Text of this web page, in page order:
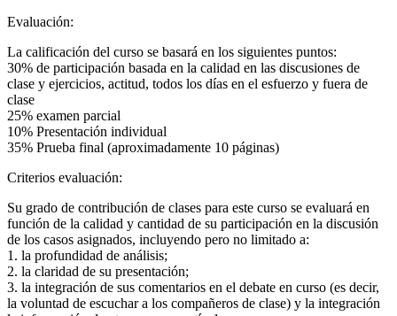
Evaluación:
La calificación del curso se basará en los siguientes puntos:
30% de participación basada en la calidad en las discusiones de
clase y ejercicios, actitud, todos los días en el esfuerzo y fuera de
clase
25% examen parcial
10% Presentación individual
35% Prueba final (aproximadamente 10 páginas)
Criterios evaluación:
Su grado de contribución de clases para este curso se evaluará en
función de la calidad y cantidad de su participación en la discusión
de los casos asignados, incluyendo pero no limitado a:
1. la profundidad de análisis;
2. la claridad de su presentación;
3. la integración de sus comentarios en el debate en curso (es decir,
la voluntad de escuchar a los compañeros de clase) y la integración